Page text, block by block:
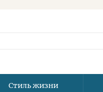
Стиль жизни